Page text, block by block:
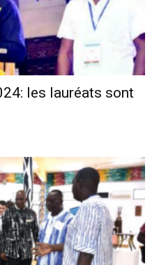
les lauréats sont